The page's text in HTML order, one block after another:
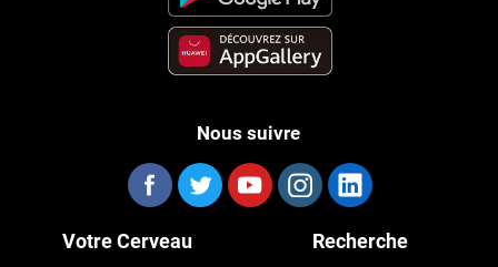
Nous suivre
Votre Cerveau Recherche